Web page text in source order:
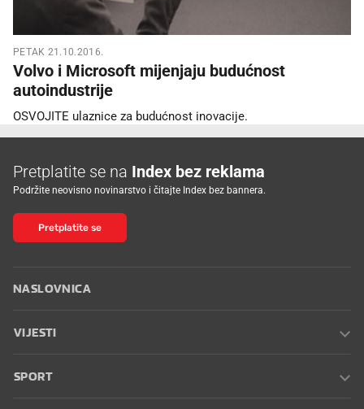
PETAK 21.10.2016.
Volvo i Microsoft mijenjaju budućnost
autoindustrije
OSVOJITE ulaznice za budućnost inovacije.
Pretplatite se na Index bez reklama
Podržite neovisno novinarstvo i čitajte Index bez bannera.
Pretplatite se
NASLOVNICA
VIJESTI
SPORT